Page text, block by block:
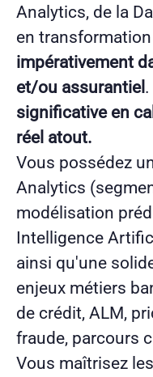
Analytics, de la
en
impérativement
et/ou assurantiel .
significative en
réel atout.
Vous possédez
Analytics
modélisation
Intelligence
ainsi qu'une
enjeux métiers
de crédit, ALM,
fraude, parcours
Vous maîtrisez